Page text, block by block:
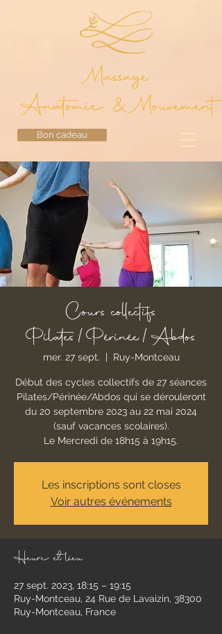
Massage
Anatomie & Mouvement
Bon cadeau
Cours collectifs
Pilates/Périnée/Abdos
mer. 27 sept.
  |
Ruy-Montceau
Début des cycles collectifs de 27 séances
Pilates/Périnée/Abdos qui se dérouleront
du 20 septembre 2023 au 22 mai 2024
(sauf vacances scolaires).
Le Mercredi de 18h15 à 19h15.
Les inscriptions sont closes
Voir autres événements
Heure et lieu
27 sept. 2023, 18:15 – 19:15
Ruy-Montceau, 24 Rue de Lavaizin, 38300
Ruy-Montceau, France